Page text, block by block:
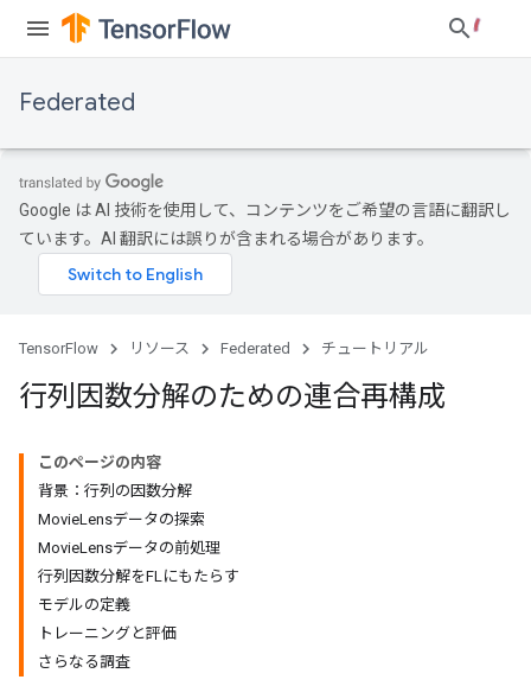
Federated
Google は AI 技術を使用して、コンテンツをご希望の言語に翻訳し
ています。AI 翻訳には誤りが含まれる場合があります。
TensorFlow リソース Federated チュートリアル
行列因数分解のための連合再構成
このページの内容
背景：行列の因数分解
MovieLensデータの探索
MovieLensデータの前処理
行列因数分解をFLにもたらす
モデルの定義
トレーニングと評価
さらなる調査